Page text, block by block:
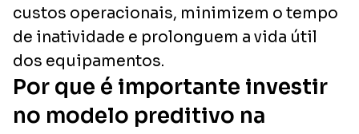
custos operacionais, minimizem o tempo
de inatividade e prolonguem a vida útil
dos equipamentos.
Por que é importante investir
no modelo preditivo na